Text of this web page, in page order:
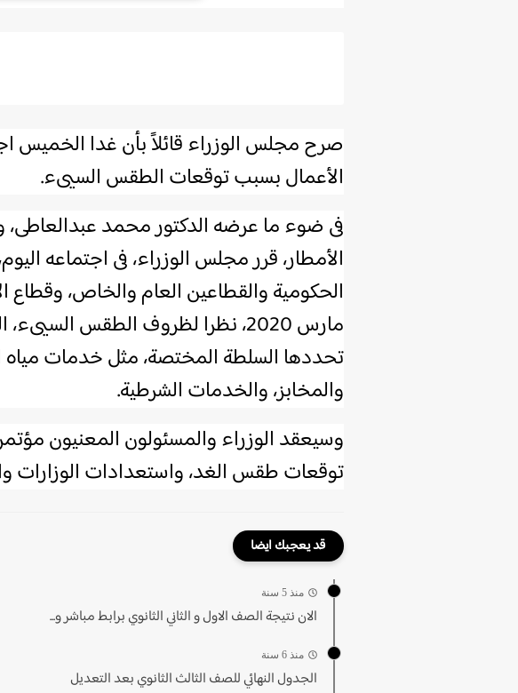
صرح مجلس الوزراء قائلاً بأن غدا الخميس
الأعمال بسبب توقعات الطقس السيىء.
فى ضوء ما عرضه الدكتور محمد عبدالعاطى،
الأمطار، قرر مجلس الوزراء، فى اجتماعه
مارس 2020، نظرا لظروف الطقس
تحددها السلطة المختصة، مثل خدمات
والمخابز، والخدمات الشرطية.
وسيعقد الوزراء والمسئولون المعنيون
توقعات طقس الغد، واستعدادات الوزارات
قد يعجبك ايضا
منذ 5 سنة
الان نتيجة الصف الاول و الثاني الثانوي برابط مباشر و...
منذ 6 سنة
الجدول النهائي للصف الثالث الثانوي بعد التعديل